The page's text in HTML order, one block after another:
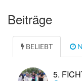
Beiträge
BELIEBT
5.